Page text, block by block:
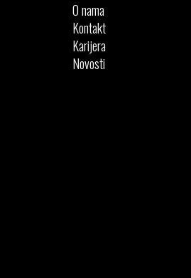
O nama
Kontakt
Karijera
Novosti